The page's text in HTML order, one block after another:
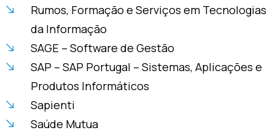
Rumos, Formação e Serviços em Tecnologias
da Informação
SAGE – Software de Gestão
SAP – SAP Portugal – Sistemas, Aplicações e
Produtos Informáticos
Sapienti
Saúde Mutua